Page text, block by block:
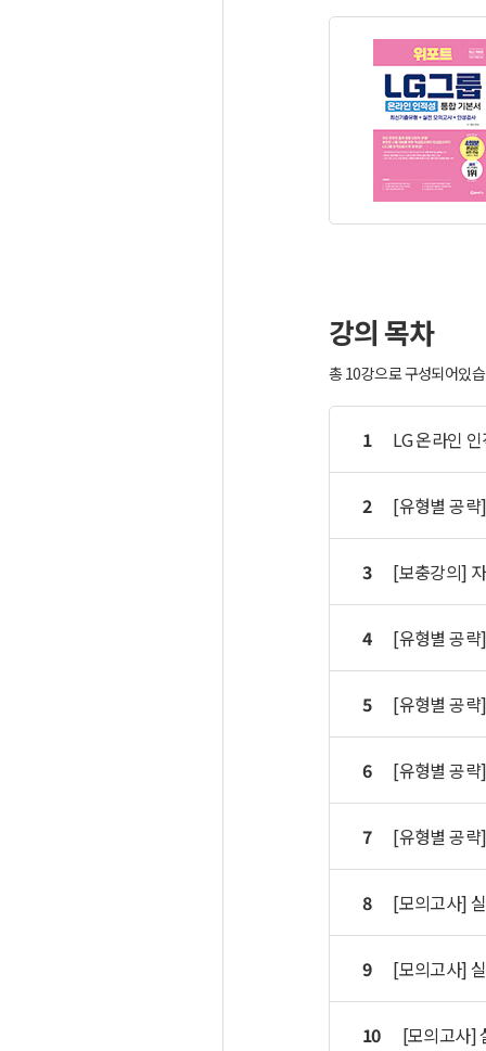
강의 목차
총 10강으로 구성되어있
1 LG 온라인
2 [유형별 공
3 [보충강의]
4 [유형별 공
5 [유형별 공
6 [유형별 공
7 [유형별 공
8 [모의고사]
9 [모의고사]
10 [모의고사]